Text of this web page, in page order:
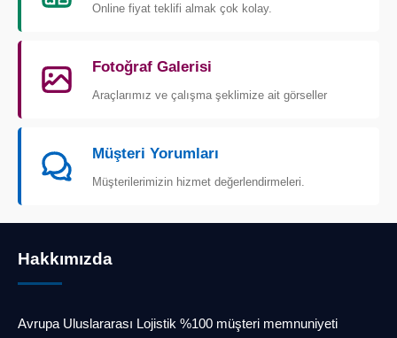
Online fiyat teklifi almak çok kolay.
Fotoğraf Galerisi
Araçlarımız ve çalışma şeklimize ait görseller
Müşteri Yorumları
Müşterilerimizin hizmet değerlendirmeleri.
Hakkımızda
Avrupa Uluslararası Lojistik %100 müşteri memnuniyeti